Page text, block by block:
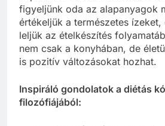
figyeljünk oda az alapanyagok
értékeljük a természetes ízeket,
leljük az ételkészítés
nem csak a konyhában, de
is pozitív változásokat hozhat.
Inspiráló gondolatok a diétás
filozófiájából: